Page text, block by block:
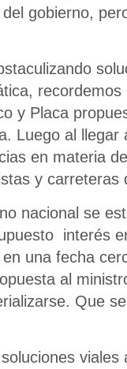
gobierno,
y Placa
Luego al
en materia
y carreteras
nacional se
interés
una fecha
al
Que
viales